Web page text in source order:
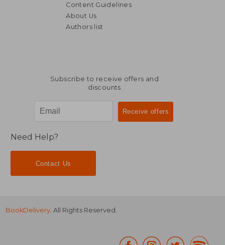
Content Guidelines
About Us
Authors list
Subscribe to receive offers and
discounts
Need Help?
Contact Us
BookDelivery. All Rights Reserved.